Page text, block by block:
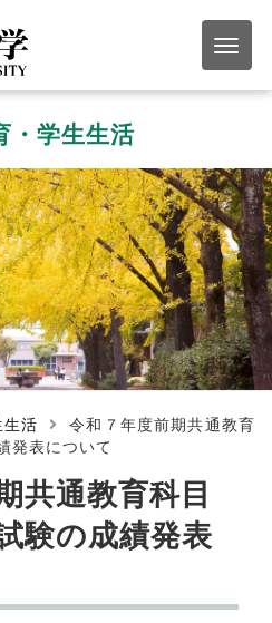
・学生生活
生活
令和７年度前期共通教育
発表について
共通教育科目
験の成績発表